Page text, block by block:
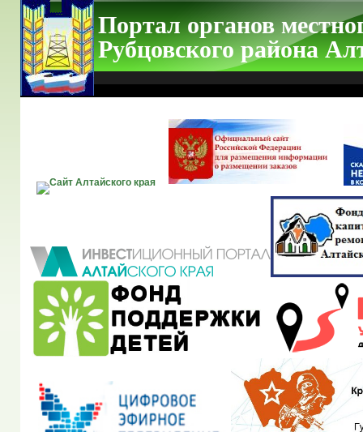
Портал органов
Рубцовского района